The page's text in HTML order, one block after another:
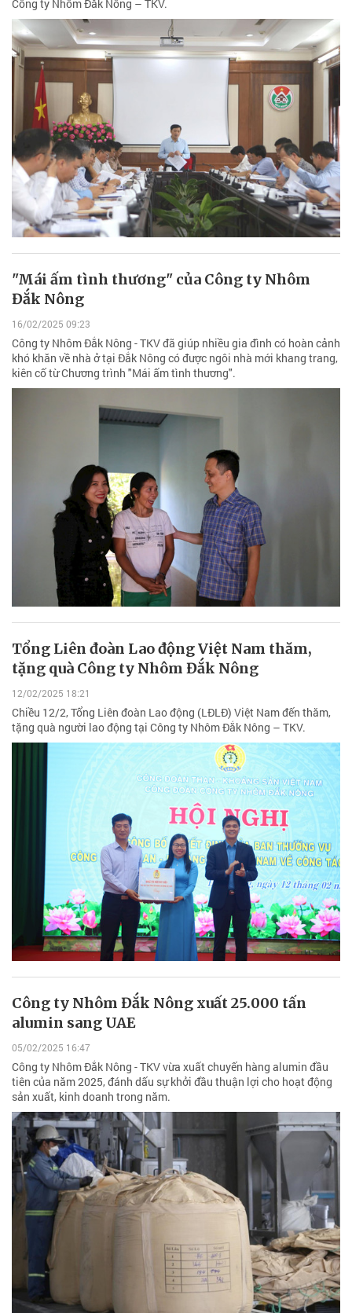
Công ty Nhôm Đắk Nông – TKV.
"Mái ấm tình thương" của Công ty Nhôm
Đắk Nông
16/02/2025 09:23
Công ty Nhôm Đắk Nông - TKV đã giúp nhiều gia đình có hoàn cảnh
khó khăn về nhà ở tại Đắk Nông có được ngôi nhà mới khang trang,
kiên cố từ Chương trình "Mái ấm tình thương".
Tổng Liên đoàn Lao động Việt Nam thăm,
tặng quà Công ty Nhôm Đắk Nông
12/02/2025 18:21
Chiều 12/2, Tổng Liên đoàn Lao động (LĐLĐ) Việt Nam đến thăm,
tặng quà người lao động tại Công ty Nhôm Đắk Nông – TKV.
Công ty Nhôm Đắk Nông xuất 25.000 tấn
alumin sang UAE
05/02/2025 16:47
Công ty Nhôm Đắk Nông - TKV vừa xuất chuyến hàng alumin đầu
tiên của năm 2025, đánh dấu sự khởi đầu thuận lợi cho hoạt động
sản xuất, kinh doanh trong năm.